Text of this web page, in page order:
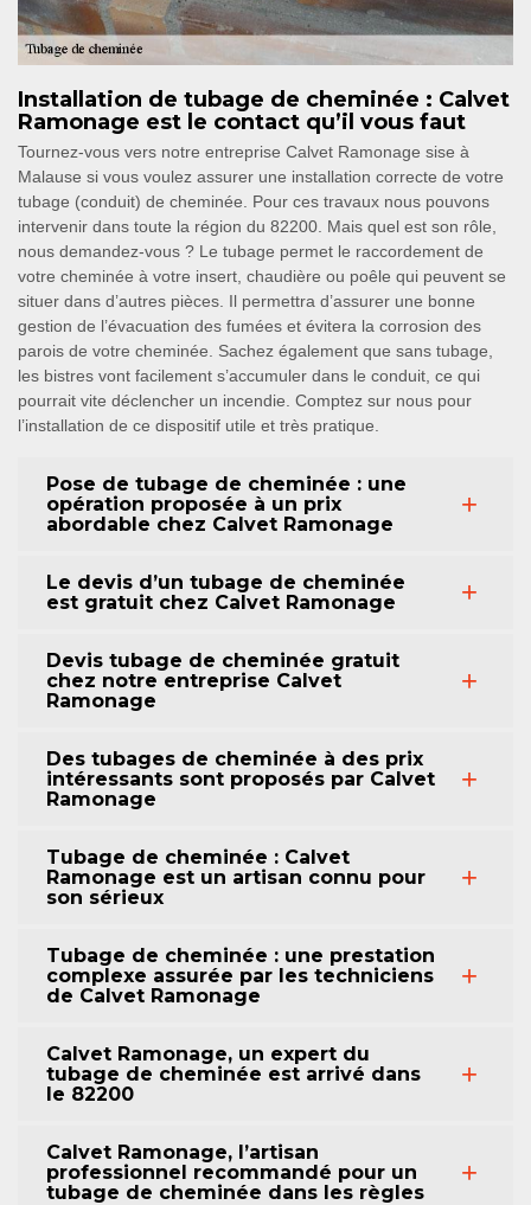
Installation de tubage de cheminée : Calvet
Ramonage est le contact qu’il vous faut
Tournez-vous vers notre entreprise Calvet Ramonage sise à
Malause si vous voulez assurer une installation correcte de votre
tubage (conduit) de cheminée. Pour ces travaux nous pouvons
intervenir dans toute la région du 82200. Mais quel est son rôle,
nous demandez-vous ? Le tubage permet le raccordement de
votre cheminée à votre insert, chaudière ou poêle qui peuvent se
situer dans d’autres pièces. Il permettra d’assurer une bonne
gestion de l’évacuation des fumées et évitera la corrosion des
parois de votre cheminée. Sachez également que sans tubage,
les bistres vont facilement s’accumuler dans le conduit, ce qui
pourrait vite déclencher un incendie. Comptez sur nous pour
l’installation de ce dispositif utile et très pratique.
Pose de tubage de cheminée : une
opération proposée à un prix
abordable chez Calvet Ramonage
Le devis d’un tubage de cheminée
est gratuit chez Calvet Ramonage
Devis tubage de cheminée gratuit
chez notre entreprise Calvet
Ramonage
Des tubages de cheminée à des prix
intéressants sont proposés par Calvet
Ramonage
Tubage de cheminée : Calvet
Ramonage est un artisan connu pour
son sérieux
Tubage de cheminée : une prestation
complexe assurée par les techniciens
de Calvet Ramonage
Calvet Ramonage, un expert du
tubage de cheminée est arrivé dans
le 82200
Calvet Ramonage, l’artisan
professionnel recommandé pour un
tubage de cheminée dans les règles